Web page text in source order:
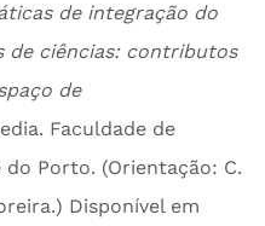
de integração do
de ciências: contributos
de
Faculdade de
do Porto. (Orientação: C.
Disponível em